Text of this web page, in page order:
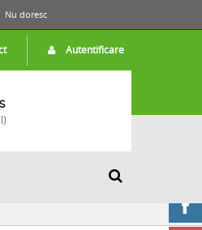
Nu doresc
Autentificare